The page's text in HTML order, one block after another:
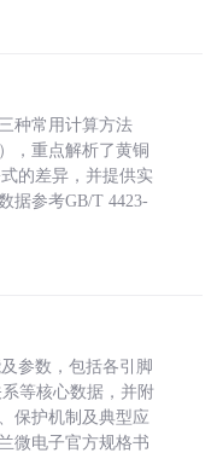
种常用计算方法
，重点解析了黄铜
的差异，并提供实
据参考GB/T 4423-
参数，包括各引脚
等核心数据，并附
保护机制及典型应
微电子官方规格书